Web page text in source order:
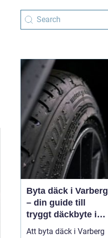
Byta däck i Varberg
– din guide till
tryggt däckbyte i
Varberg och Halland
Att byta däck i Varberg